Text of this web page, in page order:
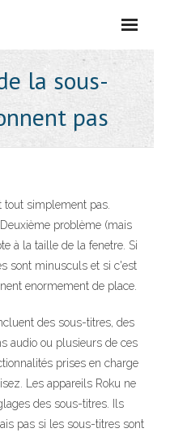
la sous-
pas
tout simplement pas.
problème (mais
à la taille de la fenetre. Si
sont minusculs et si c'est
enormement de place.
des sous-titres, des
audio ou plusieurs de ces
prises en charge
Les appareils Roku ne
des sous-titres. Ils
pas si les sous-titres sont